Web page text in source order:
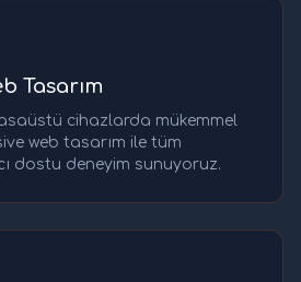
Tasarım
cihazlarda mükemmel
web tasarım ile tüm
dostu deneyim sunuyoruz.